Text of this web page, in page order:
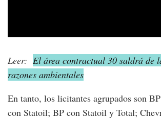
Leer: El área contractual 30 saldrá de
razones ambientales
En tanto, los licitantes agrupados son
con Statoil; BP con Statoil y Total;